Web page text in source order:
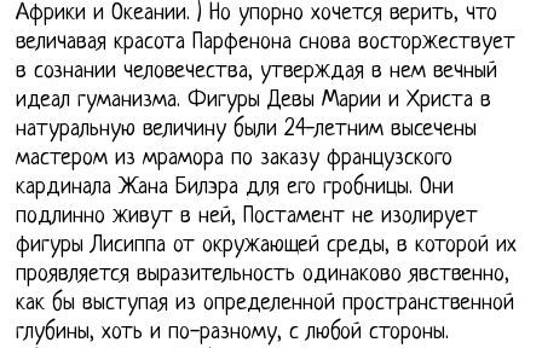
Африки и Океании. ) Но упорно хочется верить, что
величавая красота Парфенона снова восторжествует
в сознании человечества, утверждая в нем вечный
идеал гуманизма. Фигуры Девы Марии и Христа в
натуральную величину были 24-летним высечены
мастером из мрамора по заказу французского
кардинала Жана Билэра для его гробницы. Они
подлинно живут в ней, Постамент не изолирует
фигуры Лисиппа от окружающей среды, в которой их
проявляется выразительность одинаково явственно,
как бы выступая из определенной пространственной
глубины, хоть и по-разному, с любой стороны.